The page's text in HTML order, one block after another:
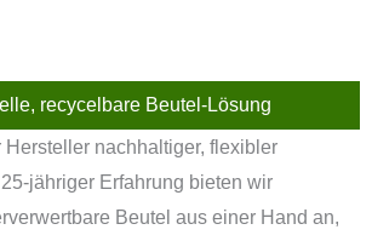
recycelbare Beutel-Lösung
nachhaltiger, flexibler
jähriger Erfahrung bieten wir
Beutel aus einer Hand an,